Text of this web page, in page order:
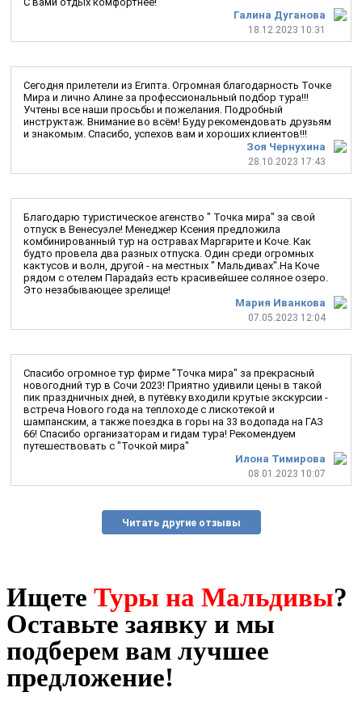
Галина Дуганова
18.12.2023 10:31
Зоя Чернухина
28.10.2023 17:43
Сегодня прилетели из Египта. Огромная благодарность Точке
Мира и лично Алине за профессиональный подбор тура!!!
Учтены все наши просьбы и пожелания. Подробный
инструктаж. Внимание во всём! Буду рекомендовать друзьям
и знакомым. Спасибо, успехов вам и хороших клиентов!!!
Мария Иванкова
07.05.2023 12:04
Благодарю туристическое агенство " Точка мира" за свой
отпуск в Венесуэле! Менеджер Ксения предложила
комбинированный тур на остравах Маргарите и Коче. Как
будто провела два разных отпуска. Один среди огромных
кактусов и волн, другой - на местных " Мальдивах".На Коче
рядом с отелем Парадайз есть красивейшее соляное озеро.
Это незабывающее зрелище!
Илона Тимирова
08.01.2023 10:07
Спасибо огромное тур фирме "Точка мира" за прекрасный
новогодний тур в Сочи 2023! Приятно удивили цены в такой
пик праздничных дней, в путёвку входили крутые экскурсии -
встреча Нового года на теплоходе с лискотекой и
шампанским, а также поездка в горы на 33 водопада на ГАЗ
66! Спасибо организаторам и гидам тура! Рекомендуем
путешествовать с "Точкой мира"
Читать другие отзывы
Ищете Туры на Мальдивы?
Оставьте заявку и мы
подберем вам лучшее
предложение!